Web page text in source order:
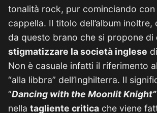
tonalità rock, pur cominciando con
cappella. Il titolo dell’album
da questo brano che si propone di
stigmatizzare la società inglese
Non è casuale infatti il riferimento
“alla libbra” dell’Inghilterra. Il
“Dancing with the Moonlit Knight”
nella tagliente critica che viene